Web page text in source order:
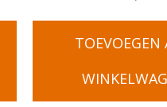
TOEVOEGEN